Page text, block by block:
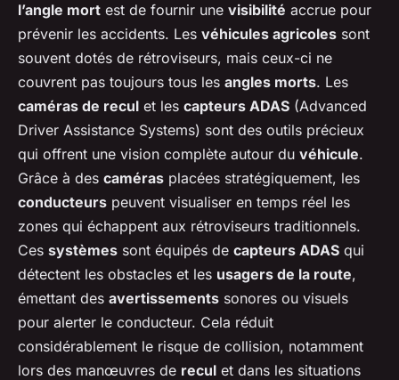
l’angle mort est de fournir une visibilité accrue pour
prévenir les accidents. Les véhicules agricoles sont
souvent dotés de rétroviseurs, mais ceux-ci ne
couvrent pas toujours tous les angles morts. Les
caméras de recul et les capteurs ADAS (Advanced
Driver Assistance Systems) sont des outils précieux
qui offrent une vision complète autour du véhicule.
Grâce à des caméras placées stratégiquement, les
conducteurs peuvent visualiser en temps réel les
zones qui échappent aux rétroviseurs traditionnels.
Ces systèmes sont équipés de capteurs ADAS qui
détectent les obstacles et les usagers de la route,
émettant des avertissements sonores ou visuels
pour alerter le conducteur. Cela réduit
considérablement le risque de collision, notamment
lors des manœuvres de recul et dans les situations